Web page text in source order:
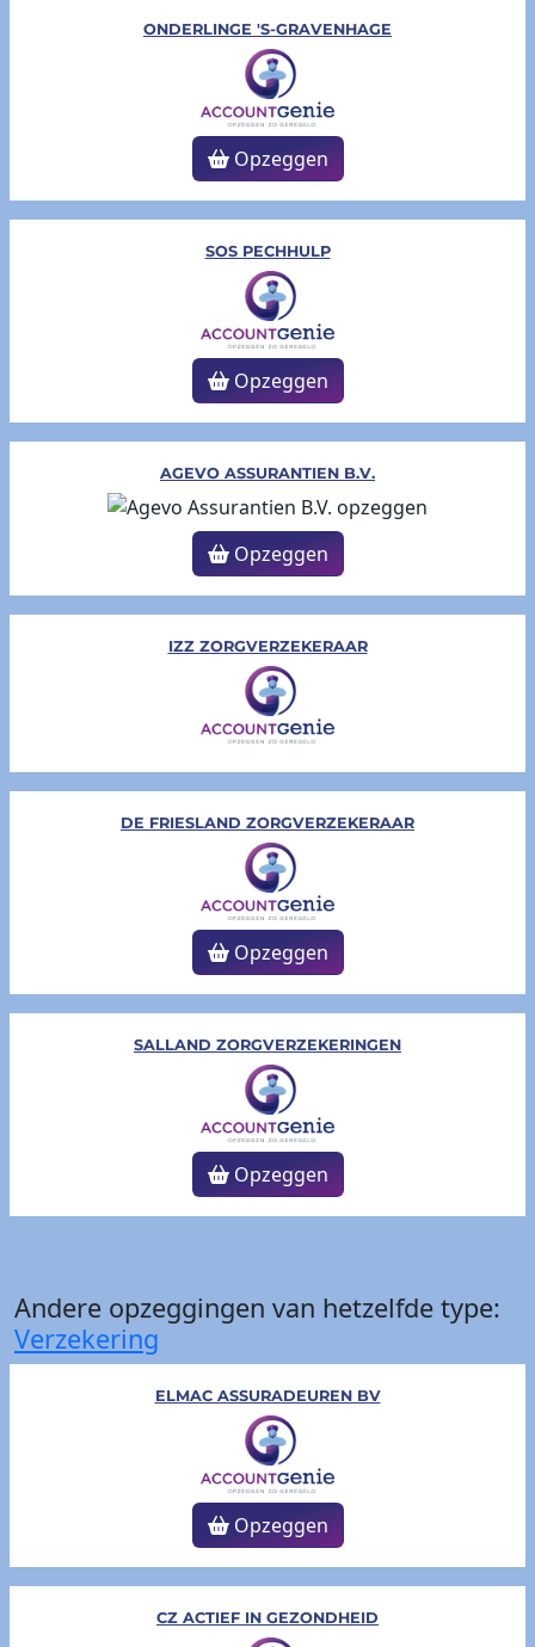
ONDERLINGE 'S-GRAVENHAGE
Opzeggen
SOS PECHHULP
Opzeggen
AGEVO ASSURANTIEN B.V.
Opzeggen
IZZ ZORGVERZ​EKERAAR
DE FRIESLAND ZORGVERZEKERAAR
Opzeggen
SALLAND ZORGVERZEKERINGEN
Opzeggen
Andere opzeggingen van hetzelfde type:
Verzekering
ELMAC ASSURADEUREN BV
Opzeggen
CZ ACTIEF IN GEZONDHEID